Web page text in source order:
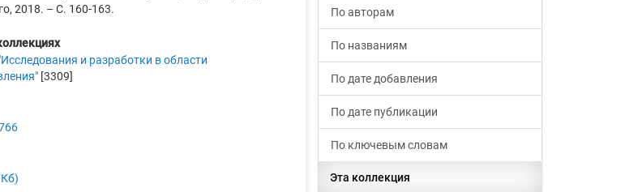
2018. – С. 160-163.
и разработки в области
[3309]
По авторам
По названиям
По дате добавления
По дате публикации
По ключевым словам
Эта коллекция